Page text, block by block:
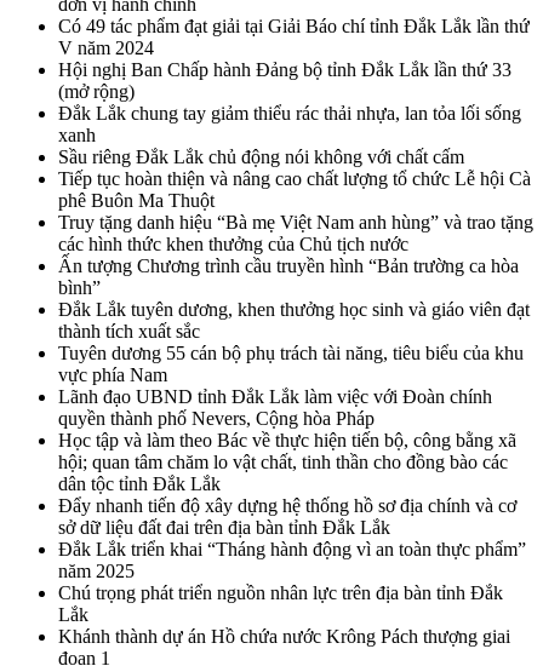
đơn vị hành chính
Có 49 tác phẩm đạt giải tại Giải Báo chí tỉnh Đắk Lắk lần thứ
V năm 2024
Hội nghị Ban Chấp hành Đảng bộ tỉnh Đắk Lắk lần thứ 33
(mở rộng)
Đắk Lắk chung tay giảm thiểu rác thải nhựa, lan tỏa lối sống
xanh
Sầu riêng Đắk Lắk chủ động nói không với chất cấm
Tiếp tục hoàn thiện và nâng cao chất lượng tổ chức Lễ hội Cà
phê Buôn Ma Thuột
Truy tặng danh hiệu “Bà mẹ Việt Nam anh hùng” và trao tặng
các hình thức khen thưởng của Chủ tịch nước
Ấn tượng Chương trình cầu truyền hình “Bản trường ca hòa
bình”
Đắk Lắk tuyên dương, khen thưởng học sinh và giáo viên đạt
thành tích xuất sắc
Tuyên dương 55 cán bộ phụ trách tài năng, tiêu biểu của khu
vực phía Nam
Lãnh đạo UBND tỉnh Đắk Lắk làm việc với Đoàn chính
quyền thành phố Nevers, Cộng hòa Pháp
Học tập và làm theo Bác về thực hiện tiến bộ, công bằng xã
hội; quan tâm chăm lo vật chất, tinh thần cho đồng bào các
dân tộc tỉnh Đắk Lắk
Đẩy nhanh tiến độ xây dựng hệ thống hồ sơ địa chính và cơ
sở dữ liệu đất đai trên địa bàn tỉnh Đắk Lắk
Đắk Lắk triển khai “Tháng hành động vì an toàn thực phẩm”
năm 2025
Chú trọng phát triển nguồn nhân lực trên địa bàn tỉnh Đắk
Lắk
Khánh thành dự án Hồ chứa nước Krông Pách thượng giai
đoạn 1